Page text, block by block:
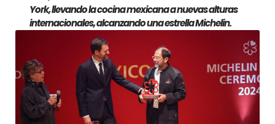
York, llevando la cocina mexicana a nuevas alturas
internacionales, alcanzando una estrella Michelin.